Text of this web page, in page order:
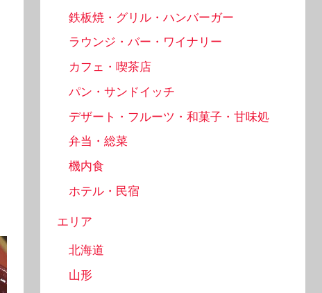
鉄板焼・グリル・ハンバーガー
ラウンジ・バー・ワイナリー
カフェ・喫茶店
パン・サンドイッチ
デザート・フルーツ・和菓子・甘味処
弁当・総菜
機内食
ホテル・民宿
エリア
北海道
山形